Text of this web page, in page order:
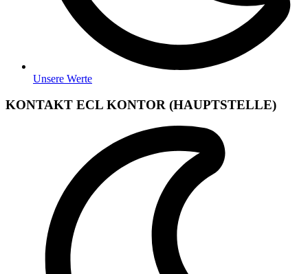
Unsere Werte
KONTAKT ECL KONTOR (HAUPTSTELLE)